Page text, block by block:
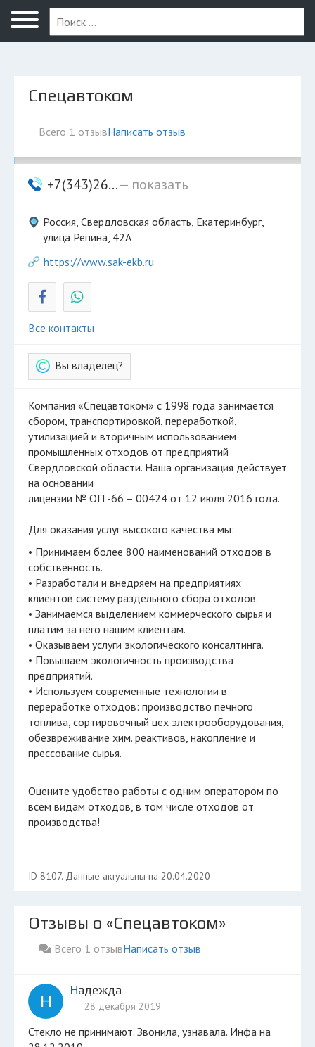
Екатеринбург
Спецавтоком
Всего 1 отзывНаписать отзыв
+7(343)26...— показать
Россия, Свердловская область, Екатеринбург,
улица Репина, 42А
https://www.sak-ekb.ru
Все контакты
Вы владелец?
Компания «Спецавтоком» с 1998 года занимается
сбором, транспортировкой, переработкой,
утилизацией и вторичным использованием
промышленных отходов от предприятий
Свердловской области. Наша организация действует
на основании
лицензии № ОП -66 – 00424 от 12 июля 2016 года.
Для оказания услуг высокого качества мы:
• Принимаем более 800 наименований отходов в
собственность.
• Разработали и внедряем на предприятиях
клиентов систему раздельного сбора отходов.
• Занимаемся выделением коммерческого сырья и
платим за него нашим клиентам.
• Оказываем услуги экологического консалтинга.
• Повышаем экологичность производства
предприятий.
• Используем современные технологии в
переработке отходов: производство печного
топлива, сортировочный цех электрооборудования,
обезвреживание хим. реактивов, накопление и
прессование сырья.
Оцените удобство работы с одним оператором по
всем видам отходов, в том числе отходов от
производства!
ID 8107. Данные актуальны на 20.04.2020
Отзывы о «Спецавтоком»
Всего 1 отзывНаписать отзыв
Н
Надежда
28 декабря 2019
Стекло не принимают. Звонила, узнавала. Инфа на